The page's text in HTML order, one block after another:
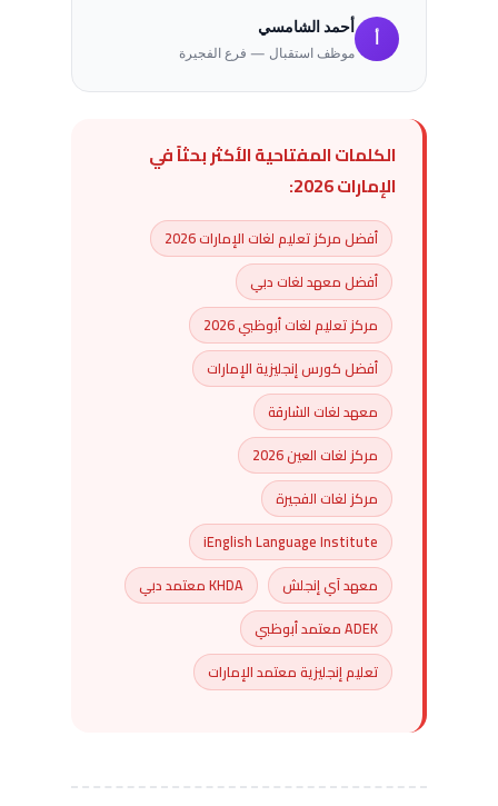
أ أحمد الشامسي
موظف استقبال — فرع الفجيرة
الكلمات المفتاحية الأكثر بحثاً في
الإمارات 2026:
أفضل مركز تعليم لغات الإمارات 2026
أفضل معهد لغات دبي
مركز تعليم لغات أبوظبي 2026
أفضل كورس إنجليزية الإمارات
معهد لغات الشارقة
مركز لغات العين 2026
مركز لغات الفجيرة
iEnglish Language Institute
معهد آي إنجلش
KHDA معتمد دبي
ADEK معتمد أبوظبي
تعليم إنجليزية معتمد الإمارات